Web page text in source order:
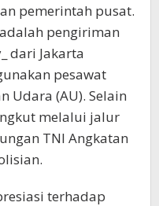
pemerintah pusat.
pengiriman
dari Jakarta
pesawat
Udara (AU). Selain
melalui jalur
TNI Angkatan
terhadap